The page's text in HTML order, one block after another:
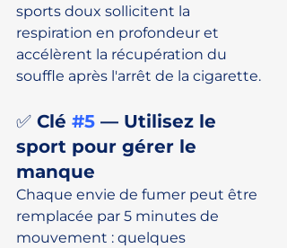
sports doux sollicitent la
respiration en profondeur et
accélèrent la récupération du
souffle après l'arrêt de la cigarette.
✅ Clé #5 — Utilisez le
sport pour gérer le
manque
Chaque envie de fumer peut être
remplacée par 5 minutes de
mouvement : quelques